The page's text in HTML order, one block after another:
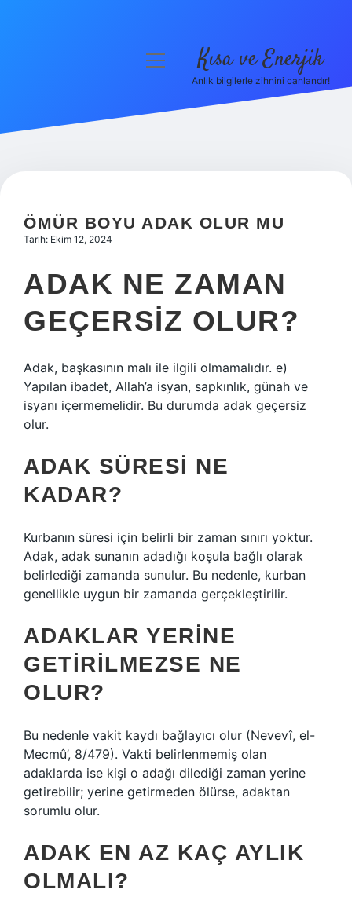
Hakkımızda
menüyü
Kısa ve Enerjik
Anlık bilgilerle zihnini canlandır!
ÖMÜR BOYU ADAK OLUR MU
Tarih: Ekim 12, 2024
ADAK NE ZAMAN
GEÇERSIZ OLUR?
Adak, başkasının malı ile ilgili olmamalıdır. e)
Yapılan ibadet, Allah’a isyan, sapkınlık, günah ve
isyanı içermemelidir. Bu durumda adak geçersiz
olur.
ADAK SÜRESI NE
KADAR?
Kurbanın süresi için belirli bir zaman sınırı yoktur.
Adak, adak sunanın adadığı koşula bağlı olarak
belirlediği zamanda sunulur. Bu nedenle, kurban
genellikle uygun bir zamanda gerçekleştirilir.
ADAKLAR YERINE
GETIRILMEZSE NE
OLUR?
Bu nedenle vakit kaydı bağlayıcı olur (Nevevî, el-
Mecmû’, 8/479). Vakti belirlenmemiş olan
adaklarda ise kişi o adağı dilediği zaman yerine
getirebilir; yerine getirmeden ölürse, adaktan
sorumlu olur.
ADAK EN AZ KAÇ AYLIK
OLMALI?